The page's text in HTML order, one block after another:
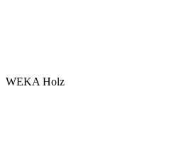
WEKA Holz